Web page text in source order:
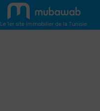
Le 1er site immobilier de la Tunisie